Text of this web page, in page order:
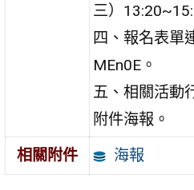
三）
四、報名表單
MEn0E。
五、相關活動
附件海報。
相關附件
海報